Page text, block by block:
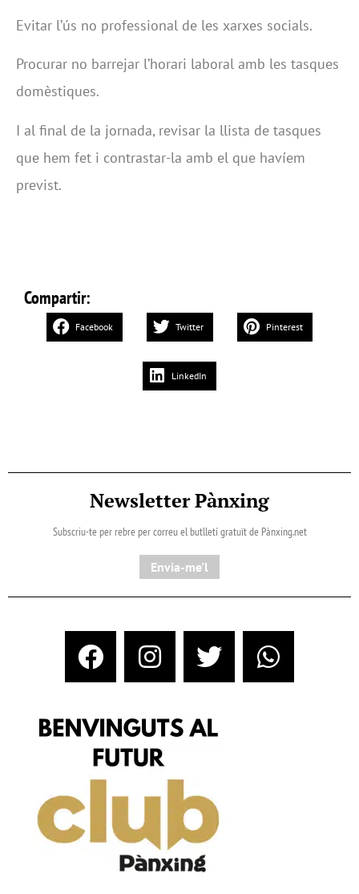
Evitar l’ús no professional de les xarxes socials.
Procurar no barrejar l’horari laboral amb les tasques
domèstiques.
I al final de la jornada, revisar la llista de tasques
que hem fet i contrastar-la amb el que havíem
previst.
Compartir:
Facebook Twitter Pinterest
LinkedIn
Newsletter Pànxing
Subscriu-te per rebre per correu el butlletí gratuït de Pànxing.net​
Envia-me'l